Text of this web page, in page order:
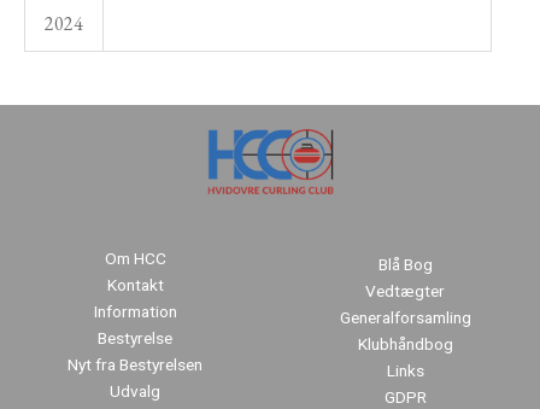
2024
Om HCC
Kontakt
Information
Bestyrelse
Nyt fra Bestyrelsen
Udvalg
Blå Bog
Vedtægter
Generalforsamling
Klubhåndbog
Links
GDPR